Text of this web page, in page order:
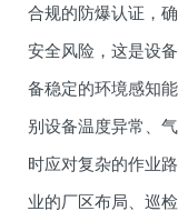
合规的防爆认证，
安全风险，这是设
备稳定的环境感知
别设备温度异常、
时应对复杂的作业
业的厂区布局、巡